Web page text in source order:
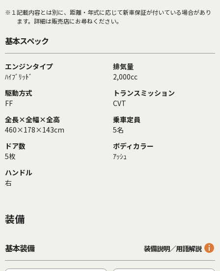
※１ 記載内容とは別に、距離・年式に応じて新車保証が付いている場合があり
ます。詳細は販売店にお尋ねください。
基本スペック
エンジンタイプ
ﾊｲﾌﾞﾘｯﾄﾞ
排気量
2,000cc
駆動方式
FF
トランスミッション
CVT
全長×全幅×全高
460×178×143cm
乗車定員
5名
ドア数
5枚
ボディカラー
ｱｯｼｭ
ハンドル
右
装備
基本装備 装備説明／用語解説